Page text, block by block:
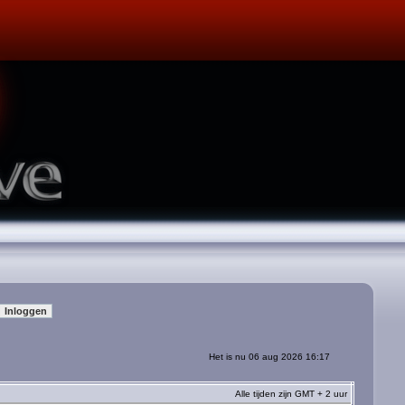
Het is nu 06 aug 2026 16:17
Alle tijden zijn GMT + 2 uur